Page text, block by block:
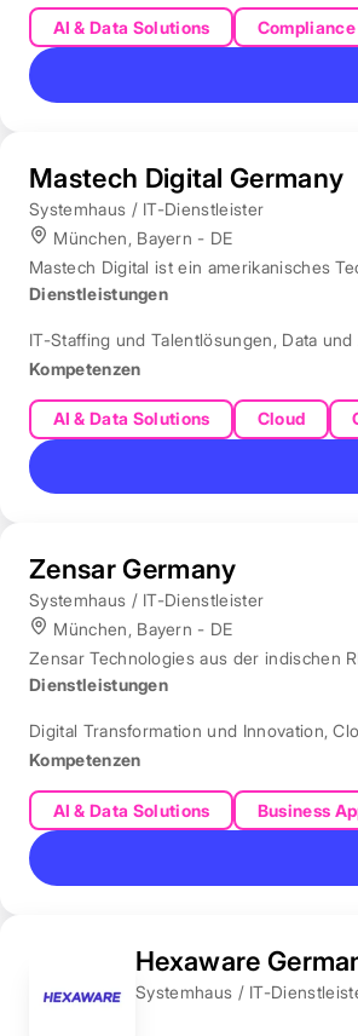
AI & Data Solutions
Mastech Digital Germany
Systemhaus / IT-Dienstleister
München, Bayern - DE
Mastech Digital ist ein amerikanisches
Dienstleistungen
IT-Staffing und Talentlösungen, Data
Kompetenzen
AI & Data Solutions Cloud
Zensar Germany
Systemhaus / IT-Dienstleister
München, Bayern - DE
Zensar Technologies aus der indischen
Dienstleistungen
Digital Transformation und Innovation,
Kompetenzen
AI & Data Solutions Business
Hexaware
Systemhaus / IT-